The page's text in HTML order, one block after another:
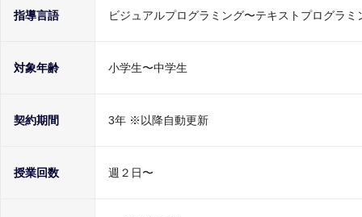
指導言語 ビジュアルプログラミング〜テキストプログラミ
対象年齢 小学生〜中学生
契約期間 3年 ※以降自動更新
授業回数 週２日〜